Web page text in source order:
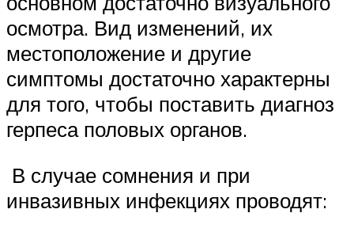
осмотра. Вид изменений, их
местоположение и другие
симптомы достаточно характерны
для того, чтобы поставить диагноз
герпеса половых органов.
В случае сомнения и при
инвазивных инфекциях проводят: